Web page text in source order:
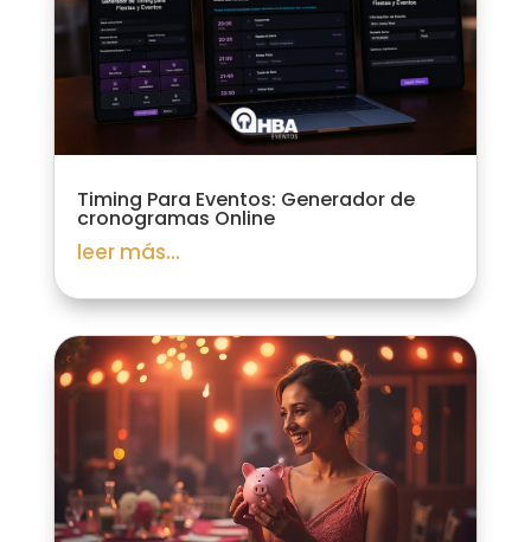
Timing Para Eventos: Generador de
cronogramas Online
leer más...